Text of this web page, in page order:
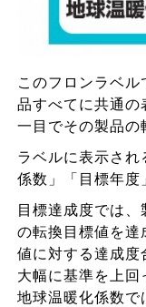
このフロンラベ
品すべてに共通の
一目でその製品の
ラベルに表示さ
係数」「目標年度
目標達成度では
の転換目標値を
値に対する達成度
大幅に基準を上回
地球温暖化係数で